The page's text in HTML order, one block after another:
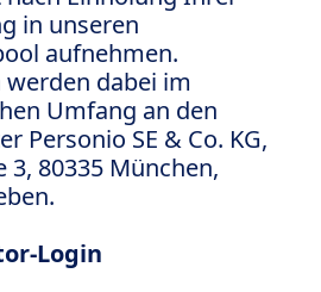
in unseren
aufnehmen.
dabei im
Umfang an den
Personio SE & Co. KG,
3, 80335 München,
Login